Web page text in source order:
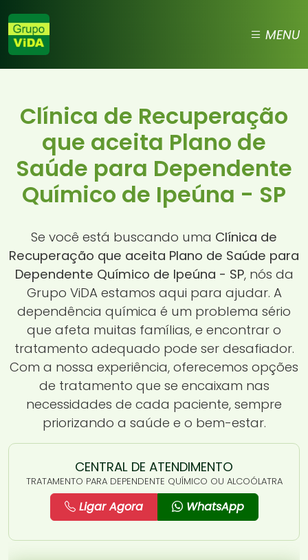
MENU
Clínica de Recuperação
que aceita Plano de
Saúde para Dependente
Químico de Ipeúna - SP
Se você está buscando uma Clínica de
Recuperação que aceita Plano de Saúde para
Dependente Químico de Ipeúna - SP, nós da
Grupo ViDA estamos aqui para ajudar. A
dependência química é um problema sério
que afeta muitas famílias, e encontrar o
tratamento adequado pode ser desafiador.
Com a nossa experiência, oferecemos opções
de tratamento que se encaixam nas
necessidades de cada paciente, sempre
priorizando a saúde e o bem-estar.
CENTRAL DE ATENDIMENTO
TRATAMENTO PARA DEPENDENTE QUÍMICO OU ALCOÓLATRA
Ligar Agora WhatsApp